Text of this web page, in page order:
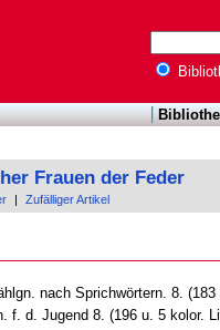
Frauen der Feder
Zufälliger Artikel
nach Sprichwörtern. 8.
f. d. Jugend 8. (196 u. 5 kolor.